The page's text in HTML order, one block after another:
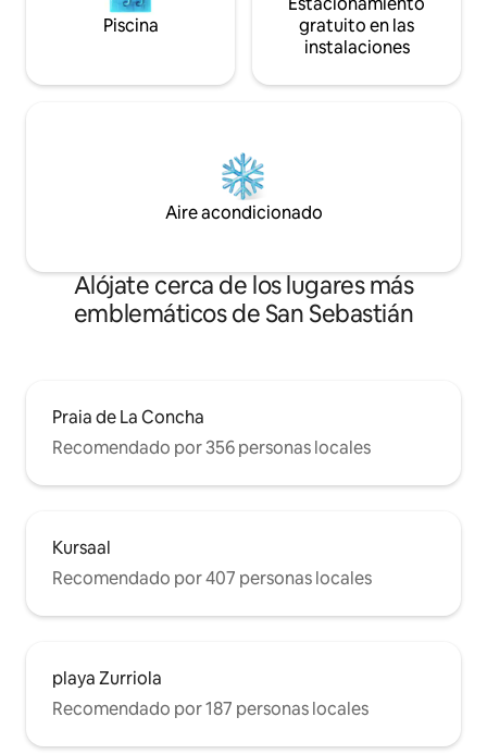
Piscina
gratuito en las
instalaciones
Aire acondicionado
Alójate cerca de los lugares más
emblemáticos de San Sebastián
Praia de La Concha
Recomendado por 356 personas locales
Kursaal
Recomendado por 407 personas locales
playa Zurriola
Recomendado por 187 personas locales